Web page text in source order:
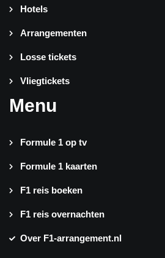
Hotels
Arrangementen
Losse tickets
Vliegtickets
Menu
Formule 1 op tv
Formule 1 kaarten
F1 reis boeken
F1 reis overnachten
Over F1-arrangement.nl